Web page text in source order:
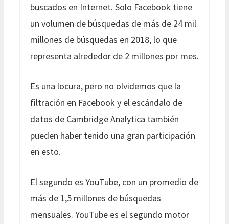
buscados en Internet. Solo Facebook tiene
un volumen de búsquedas de más de 24 mil
millones de búsquedas en 2018, lo que
representa alrededor de 2 millones por mes.
Es una locura, pero no olvidemos que la
filtración en Facebook y el escándalo de
datos de Cambridge Analytica también
pueden haber tenido una gran participación
en esto.
El segundo es YouTube, con un promedio de
más de 1,5 millones de búsquedas
mensuales. YouTube es el segundo motor